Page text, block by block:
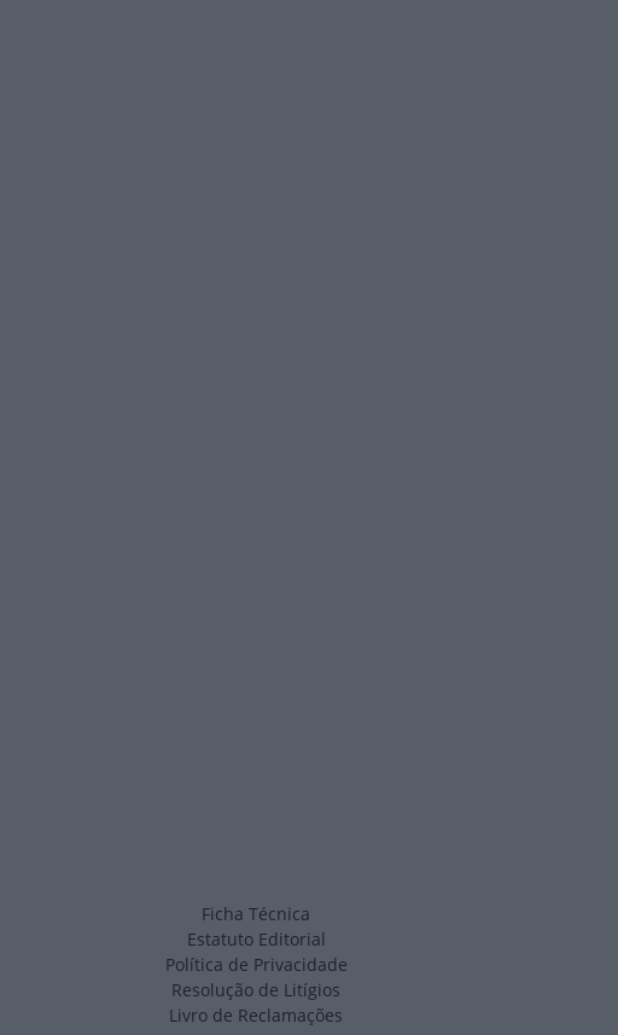
Ficha Técnica
Estatuto Editorial
Política de Privacidade
Resolução de Litígios
Livro de Reclamações